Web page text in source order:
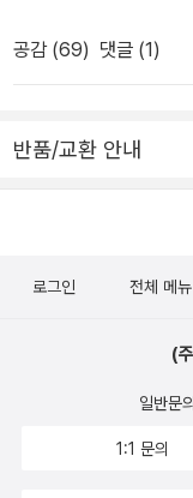
엄마나 아빠, 등교길
스로 인해 피해를 입습
요! 학교 도서관 기금
지고민에 빠집니다. 그
한 아이디어는 우선
는 과연 하루동안 조용
거야. 그리고 계속 끼
말도 듣지 못해서 중요
이스였어요. 지금까지
터 게임을 먼저하면 안
도 옆에서 컴을 먼저 하
책을 더욱 찾아봐야할
금요일인 5월 28일부
2년동안 옷을 사주지
겸사겸사 아이옷 쇼핑
제품 있다. 품절된 제
는 정품이라는 생각이
사이즈가 서서히 같아
더 있으면 옷[티셔츠]
공감 (69) 댓글 (1)
반품/교환 안내
로그인 전체 메뉴
(
일반문
1:1 문의